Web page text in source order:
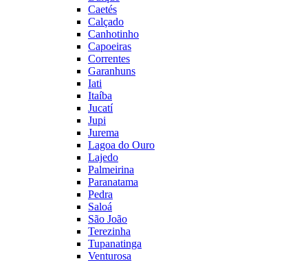
Caetés
Calçado
Canhotinho
Capoeiras
Correntes
Garanhuns
Iati
Itaíba
Jucatí
Jupi
Jurema
Lagoa do Ouro
Lajedo
Palmeirina
Paranatama
Pedra
Saloá
São João
Terezinha
Tupanatinga
Venturosa